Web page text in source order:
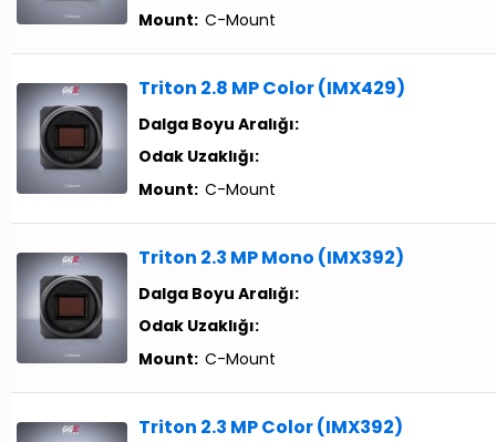
Mount: C-Mount
Triton 2.8 MP Color (IMX429)
Dalga Boyu Aralığı:
Odak Uzaklığı:
Mount: C-Mount
Triton 2.3 MP Mono (IMX392)
Dalga Boyu Aralığı:
Odak Uzaklığı:
Mount: C-Mount
Triton 2.3 MP Color (IMX392)